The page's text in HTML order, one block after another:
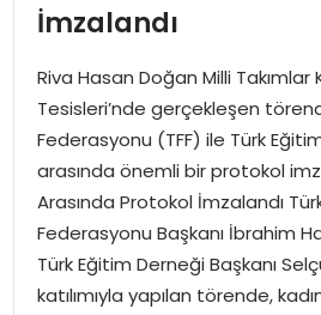
EKONOMI
MAGAZIN
OTOMOBIL
İmzalandı
Riva Hasan Doğan Milli
Tesisleri’nde gerçekleşen
Federasyonu (TFF) ile Türk
arasında önemli bir protokol
Arasında Protokol İmzalandı
Federasyonu Başkanı İbrahim
Türk Eğitim Derneği Başkanı
katılımıyla yapılan törende,